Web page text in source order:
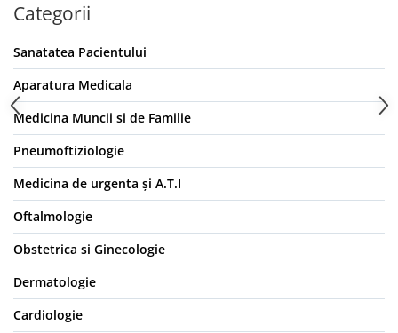
Optotipuri, teste de vedere si
proiectoare de teste
Otoscoape
Perimetre
Pulsoximetre
Sinoptofoare
Spirometre
Tensiometre si stetoscoape
Termometre
Teste Cromatice
Tonometre
Truse de lentile si rame probe
Categorii
Sanatatea Pacientului
Aparatura Medicala
Medicina Muncii si de Familie
Pneumoftiziologie
Medicina de urgenta și A.T.I
Oftalmologie
Obstetrica si Ginecologie
Dermatologie
Cardiologie